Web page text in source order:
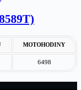
MOTOHODINY
6498